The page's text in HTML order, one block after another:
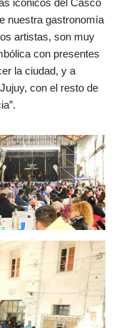
icónicos del Casco
nuestra gastronomía
artistas, son muy
con presentes
la ciudad, y a
con el resto de